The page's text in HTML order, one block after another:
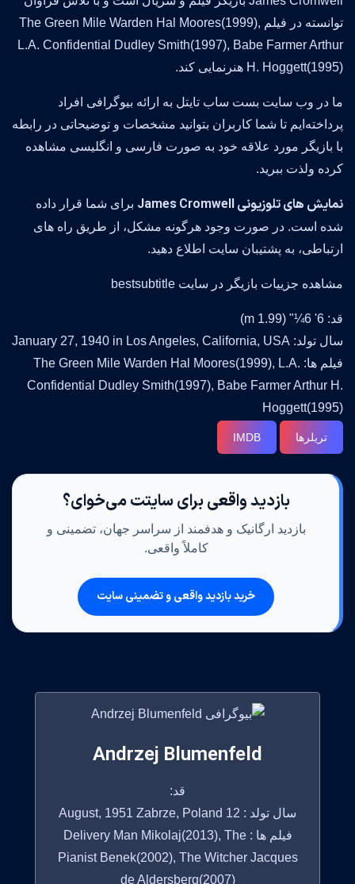
توانسته در فیلم The Green Mile Warden Hal Moores(1999),
L.A. Confidential Dudley Smith(1997), Babe Farmer Arthur
H. Hoggett(1995) هنرنمایی کند.
ما در وب سایت بست ساب تایتل به ارائه بیوگرافی افراد
پرداخته‌ایم تا شما کاربران بتوانید مشخصات و توضیحاتی در رابطه
با بازیگر مورد علاقه خود به صورت فارسی و انگلیسی مشاهده
کرده ولذت ببرید.
نمایش های تلوزیونی James Cromwell
برای شما قرار داده
شده است. در صورت وجود هرگونه مشکل، از طریق راه های
ارتباطی، به پشتیبان سایت اطلاع دهید.
مشاهده جزییات بازیگر در سایت bestsubtitle
قد: 6' 6¼" (1.99 m)
سال تولد: January 27, 1940 in Los Angeles, California, USA
فیلم ها: The Green Mile Warden Hal Moores(1999), L.A.
Confidential Dudley Smith(1997), Babe Farmer Arthur H.
Hoggett(1995)
تریلرها IMDB
بازدید واقعی برای سایتت می‌خوای؟
بازدید ارگانیک و هدفمند از سراسر جهان، تضمینی و
کاملاً واقعی.
خرید بازدید واقعی و تضمینی سایت
Andrzej Blumenfeld
قد:
سال تولد : 12 August, 1951 Zabrze, Poland
فیلم ها : Delivery Man Mikolaj(2013), The
Pianist Benek(2002), The Witcher Jacques
de Aldersberg(2007)